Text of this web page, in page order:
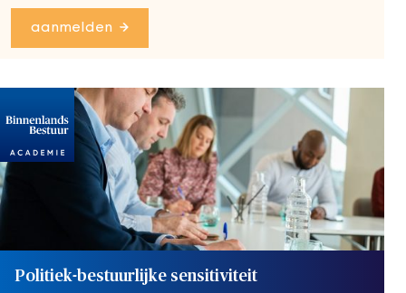
aanmelden
Politiek-bestuurlijke sensitiviteit